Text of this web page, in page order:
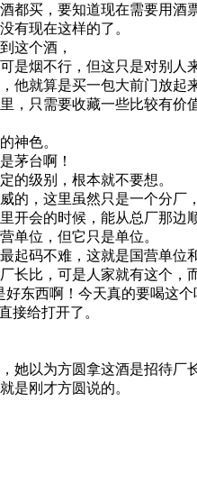
都买，要知道现在需要用酒
有现在这样的了。
这个酒，
是烟不行，但这只是对别
就算是买一包大前门放起
，只需要收藏一些比较有价
神色。
茅台啊！
的级别，根本就不要想。
，这里虽然只是一个分厂
开会的时候，能从总厂那边
单位，但它只是单位。
起码不难，这就是国营单位
长比，可是人家就有这个，
东西啊！今天真的要喝这个
接给打开了。
她以为方圆拿这酒是招待厂长
是刚才方圆说的。